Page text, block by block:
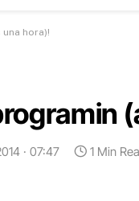
hora)!
· 07:47 1 Min